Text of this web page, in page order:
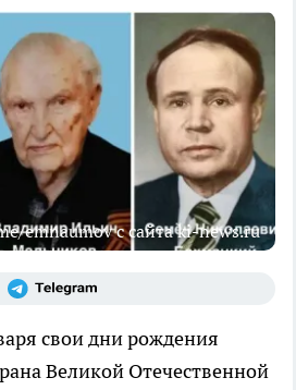
emnaumov с сайта ki-news.ru
свои дни рождения
Великой Отечественной